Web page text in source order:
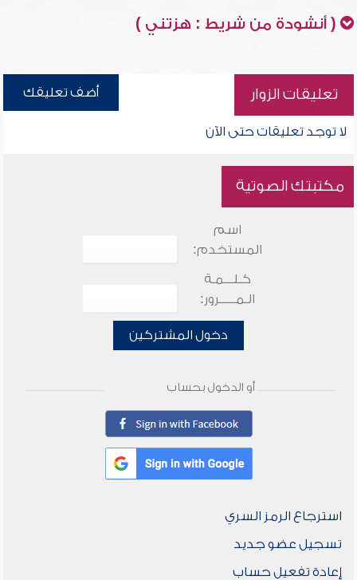
( أنشودة من شريط : هزتني )
تعليقات الزوار أضف تعليقك
لا توجد تعليقات حتى الآن
مكتبتك الصوتية
اسم
المستخدم:
كـلـــمـة
الـمـــــرور:
دخول المشتركين
أو الدخول بحساب
استرجاع الرمز السري
تسجيل عضو جديد
إعادة تفعيل حساب